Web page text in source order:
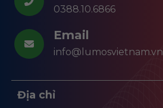
0388.10.6866
Email
info@lumosvietnam.vn
Địa chỉ